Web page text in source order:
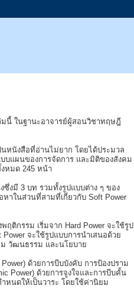
นี้ ในฐานะอาจารย์ผู้สอนวิชาทฤษฎี
นหนังสือที่อ่านไม่ยาก โดยได้ประมวล
บแผนของการจัดการ และมิติของสังคม
หมด 245 หน้า
งมี 3 บท รวมทั้งรูปแบบต่าง ๆ ของ
าในส่วนที่สามที่เกี่ยวกับ Soft Power
ติกรรม เริ่มจาก Hard Power จะใช้รูป
จะใช้รูปแบบการนำเสนอด้วย
วัฒนธรรม และนโยบาย
ด้วยการบีบบังคับ การป้องปราม
Power) ด้วยการจูงใจและการบีบคั้น
หนดให้เป็นวาระ โดยใช้ค่านิยม